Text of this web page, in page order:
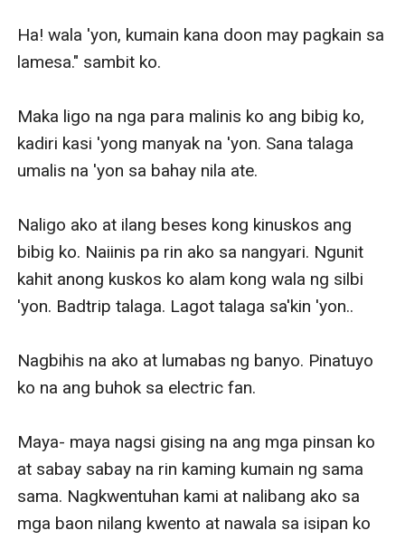
Ha! wala 'yon, kumain kana doon may pagkain sa
lamesa." sambit ko.
Maka ligo na nga para malinis ko ang bibig ko,
kadiri kasi 'yong manyak na 'yon. Sana talaga
umalis na 'yon sa bahay nila ate.
Naligo ako at ilang beses kong kinuskos ang
bibig ko. Naiinis pa rin ako sa nangyari. Ngunit
kahit anong kuskos ko alam kong wala ng silbi
'yon. Badtrip talaga. Lagot talaga sa'kin 'yon..
Nagbihis na ako at lumabas ng banyo. Pinatuyo
ko na ang buhok sa electric fan.
Maya- maya nagsi gising na ang mga pinsan ko
at sabay sabay na rin kaming kumain ng sama
sama. Nagkwentuhan kami at nalibang ako sa
mga baon nilang kwento at nawala sa isipan ko